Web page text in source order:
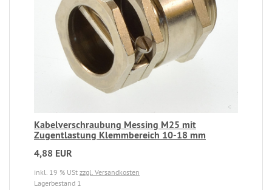
Kabelverschraubung Messing M25 mit
Zugentlastung Klemmbereich 10-18 mm
4,88 EUR
inkl. 19 % USt zzgl. Versandkosten
Lagerbestand 1